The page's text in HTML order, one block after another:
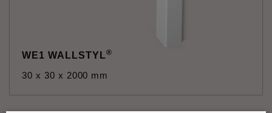
WE1 WALLSTYL®
30 x 30 x 2000 mm